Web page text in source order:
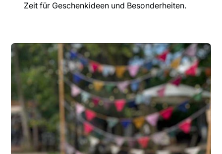
Zeit für Geschenkideen und Besonderheiten.